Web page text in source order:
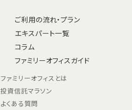
ご利用の流れ・プラン
エキスパート一覧
コラム
ファミリーオフィスガイド
ファミリーオフィスとは
投資信託マラソン
よくある質問